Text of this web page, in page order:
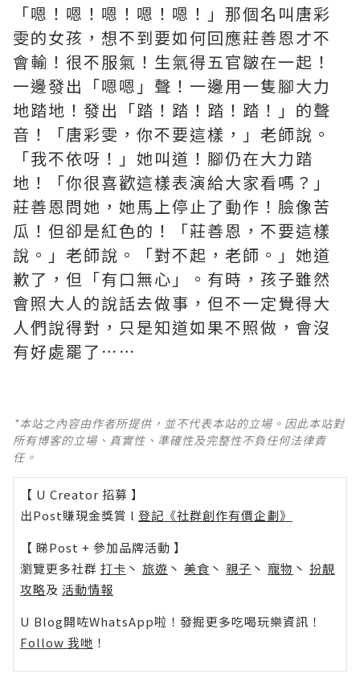
「嗯！嗯！嗯！嗯！嗯！」那個名叫唐彩
雯的女孩，想不到要如何回應莊善恩才不
會輸！很不服氣！生氣得五官皺在一起！
一邊發出「嗯嗯」聲！一邊用一隻腳大力
地踏地！發出「踏！踏！踏！踏！」的聲
音！「唐彩雯，你不要這樣，」老師說。
「我不依呀！」她叫道！腳仍在大力踏
地！「你很喜歡這樣表演給大家看嗎？」
莊善恩問她，她馬上停止了動作！臉像苦
瓜！但卻是紅色的！「莊善恩，不要這樣
說。」老師說。「對不起，老師。」她道
歉了，但「有口無心」。有時，孩子雖然
會照大人的說話去做事，但不一定覺得大
人們說得對，只是知道如果不照做，會沒
有好處罷了⋯⋯
*本站之內容由作者所提供，並不代表本站的立場。因此本站對
所有博客的立場、真實性、準確性及完整性不負任何法律責
任。
【 U Creator 招募 】
出Post賺現金獎賞 l 登記《社群創作有價企劃》
【 睇Post + 參加品牌活動 】
瀏覽更多社群 打卡 丶 旅遊 丶 美食 丶 親子 丶 寵物 丶 扮靚
攻略及 活動情報
U Blog開咗WhatsApp啦！發掘更多吃喝玩樂資訊！
Follow 我哋 ！